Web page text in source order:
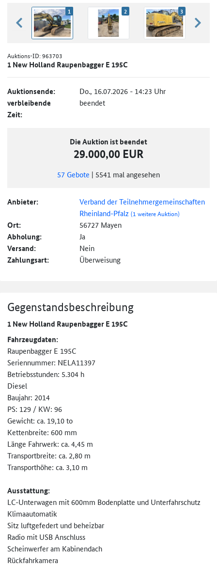
zurück blättern
1 2 3
Auktions-ID:963703
1 New Holland Raupenbagger E 195C
Auktionsende: Do., 16.07.2026 - 14:23 Uhr
verbleibende
Zeit:
beendet
Die Auktion ist beendet
29.000,00 EUR
57 Gebote | 5541 mal angesehen
Anbieter:
Verband der Teilnehmergemeinschaften
Rheinland-Pfalz(1 weitere Auktion)
Ort: 56727 Mayen
Abholung: Ja
Versand: Nein
Zahlungsart: Überweisung
Gegenstandsbeschreibung
1 New Holland Raupenbagger E 195C
Fahrzeugdaten:
Raupenbagger E 195C
Seriennummer: NELA11397
Betriebsstunden: 5.304 h
Diesel
Baujahr: 2014
PS: 129 / KW: 96
Gewicht: ca. 19,10 to
Kettenbreite: 600 mm
Länge Fahrwerk: ca. 4,45 m
Transportbreite: ca. 2,80 m
Transporthöhe: ca. 3,10 m
Ausstattung:
LC-Unterwagen mit 600mm Bodenplatte und Unterfahrschutz
Klimaautomatik
Sitz luftgefedert und beheizbar
Radio mit USB Anschluss
Scheinwerfer am Kabinendach
Rückfahrkamera